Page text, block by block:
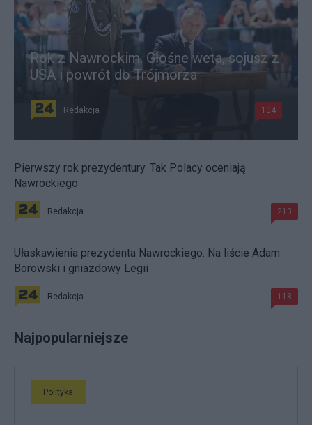
Rok z Nawrockim. Głośne weta, sojusz z
USA i powrót do Trójmorza
Redakcja 104
Pierwszy rok prezydentury. Tak Polacy oceniają
Nawrockiego
Redakcja 213
Ułaskawienia prezydenta Nawrockiego. Na liście Adam
Borowski i gniazdowy Legii
Redakcja 118
Najpopularniejsze
Polityka